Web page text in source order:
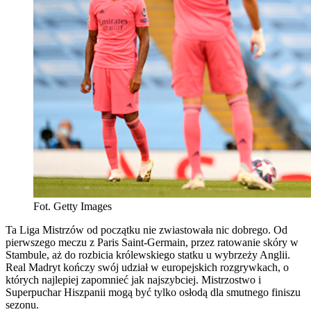
Fot. Getty Images
Ta Liga Mistrzów od początku nie zwiastowała nic dobrego. Od
pierwszego meczu z Paris Saint-Germain, przez ratowanie skóry w
Stambule, aż do rozbicia królewskiego statku u wybrzeży Anglii.
Real Madryt kończy swój udział w europejskich rozgrywkach, o
których najlepiej zapomnieć jak najszybciej. Mistrzostwo i
Superpuchar Hiszpanii mogą być tylko osłodą dla smutnego finiszu
sezonu.